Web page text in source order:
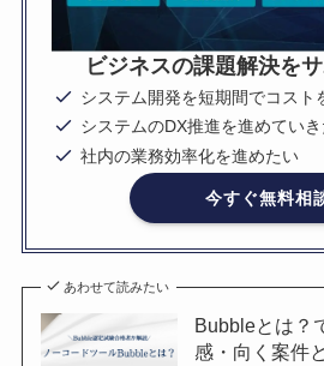
ビジネスの課題解決を
システム開発を短期間でコスト
システムのDX推進を進めてい
社内の業務効率化を進めたい
今すぐ無料相
あわせて読みたい
Bubbleとは？
感・向く案件